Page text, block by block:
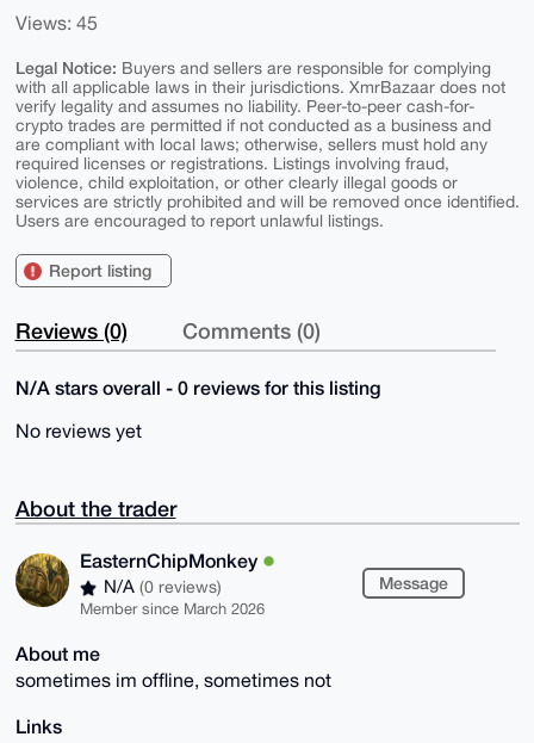
Views: 45
Legal Notice: Buyers and sellers are responsible for complying
with all applicable laws in their jurisdictions. XmrBazaar does not
verify legality and assumes no liability. Peer-to-peer cash-for-
crypto trades are permitted if not conducted as a business and
are compliant with local laws; otherwise, sellers must hold any
required licenses or registrations. Listings involving fraud,
violence, child exploitation, or other clearly illegal goods or
services are strictly prohibited and will be removed once identified.
Users are encouraged to report unlawful listings.
Report listing
Reviews (0) Comments (0)
N/A stars overall - 0 reviews for this listing
No reviews yet
About the trader
EasternChipMonkey
N/A (0 reviews)
Member since March 2026
Message
About me
sometimes im offline, sometimes not
Links